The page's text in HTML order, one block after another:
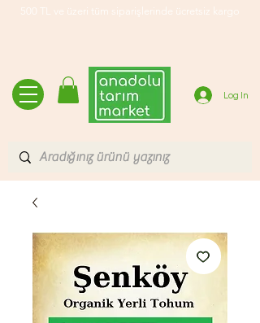
500 TL ve üzeri tüm siparişlerinde ücretsiz kargo
Log In